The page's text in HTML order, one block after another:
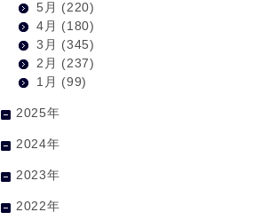
5月 (220)
4月 (180)
3月 (345)
2月 (237)
1月 (99)
2025年
2024年
2023年
2022年